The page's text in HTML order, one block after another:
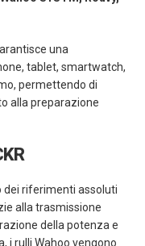
una
tablet, smartwatch,
permettendo di
alla preparazione
dei riferimenti assoluti
alla trasmissione
della potenza e
i rulli Wahoo vengono